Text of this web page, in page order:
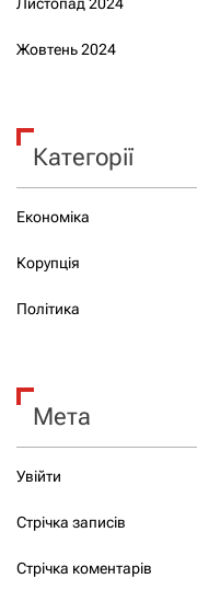
Жовтень 2024
Категорії
Економіка
Корупція
Політика
Мета
Увійти
Стрічка записів
Стрічка коментарів